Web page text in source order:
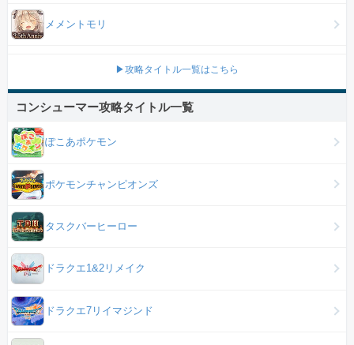
メメントモリ
▶攻略タイトル一覧はこちら
コンシューマー攻略タイトル一覧
ぽこあポケモン
ポケモンチャンピオンズ
タスクバーヒーロー
ドラクエ1&2リメイク
ドラクエ7リイマジンド